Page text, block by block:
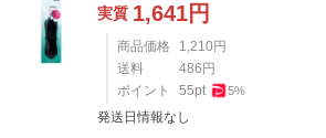
実質 1,641円
商品価格 1,210 円
送料
486 円
ポイント
55pt 5%
発送日情報なし